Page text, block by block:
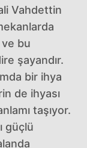
Vahdettin
bu
şayandır.
bir ihya
de ihyası
taşıyor.
güçlü